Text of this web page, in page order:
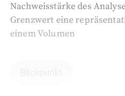
Nachweisstärke des
Grenzwert eine
einem Volumen